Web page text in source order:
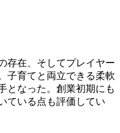
存在、そしてプレイヤー
子育てと両立できる柔軟
となった。創業初期にも
ている点も評価してい